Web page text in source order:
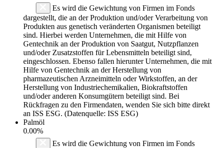
Es wird die Gewichtung von Firmen im Fonds
dargestellt, die an der Produktion und/oder Verarbeitung von
Produkten aus genetisch veränderten Organismen beteiligt
sind. Hierbei werden Unternehmen, die mit Hilfe von
Gentechnik an der Produktion von Saatgut, Nutzpflanzen
und/oder Zusatzstoffen für Lebensmitteln beteiligt sind,
eingeschlossen. Ebenso fallen hierunter Unternehmen, die mit
Hilfe von Gentechnik an der Herstellung von
pharmazeutischen Arzneimitteln oder Wirkstoffen, an der
Herstellung von Industriechemikalien, Biokraftstoffen
und/oder anderen Konsumgütern beteiligt sind. Bei
Rückfragen zu den Firmendaten, wenden Sie sich bitte direkt
an ISS ESG. (Datenquelle: ISS ESG)
Palmöl
0.00%
Es wird die Gewichtung von Firmen im Fonds